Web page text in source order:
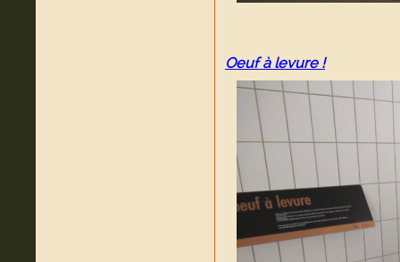
Oeuf à levure !